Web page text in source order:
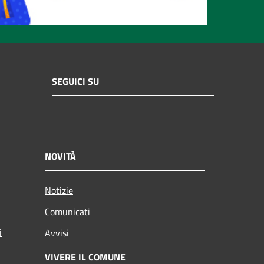
SEGUICI SU
NOVITÀ
Notizie
Comunicati
Avvisi
VIVERE IL COMUNE